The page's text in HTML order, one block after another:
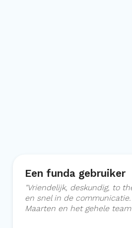
Een funda gebruiker
"Vriendelijk, deskundig, to
en snel in de
Maarten en het gehele